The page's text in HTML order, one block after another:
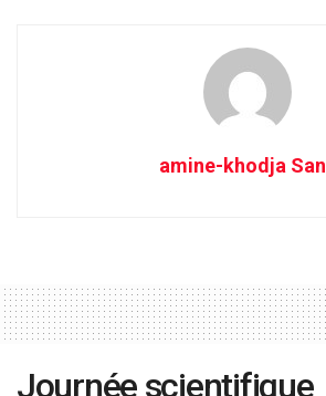
amine-khodja
Journée scientifique